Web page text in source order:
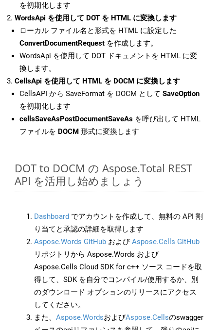
を初期化します
WordsApi を使用して DOT を HTML に変換します
ローカル ファイル名と形式を HTML に設定した
ConvertDocumentRequest を作成します。
WordsApi を使用して DOT ドキュメントを HTML に変
換します。
CellsApi を使用して HTML を DOCM に変換します
CellsAPI から SaveFormat を DOCM として SaveOption
を初期化します
cellsSaveAsPostDocumentSaveAs を呼び出して HTML
ファイルを DOCM 形式に変換します
DOT to DOCM の Aspose.Total REST
API を活用し始めましょう
Dashboard でアカウントを作成して、無料の API 割
り当てと承認の詳細を取得します
Aspose.Words GitHub およびAspose.Cells GitHub
リポジトリから Aspose.Words および
Aspose.Cells Cloud SDK for c++ ソース コードを取
得して、SDK を自分でコンパイル/使用するか、別
のダウンロード オプションのリリースにアクセス
してください。
また、 Aspose.WordsおよびAspose.Cellsのswagger